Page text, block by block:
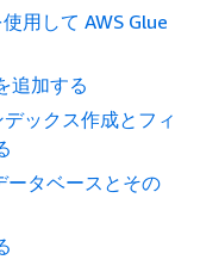
用して AWS Glue
追加する
ックス作成とフィ
ータベースとその